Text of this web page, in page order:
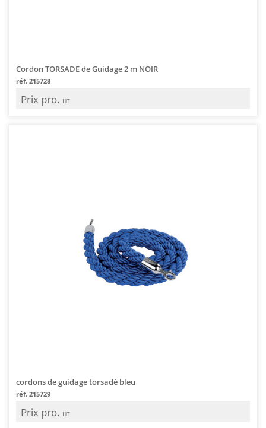
Cordon TORSADE de Guidage 2 m NOIR
réf. 215728
Prix pro. HT
cordons de guidage torsadé bleu
réf. 215729
Prix pro. HT